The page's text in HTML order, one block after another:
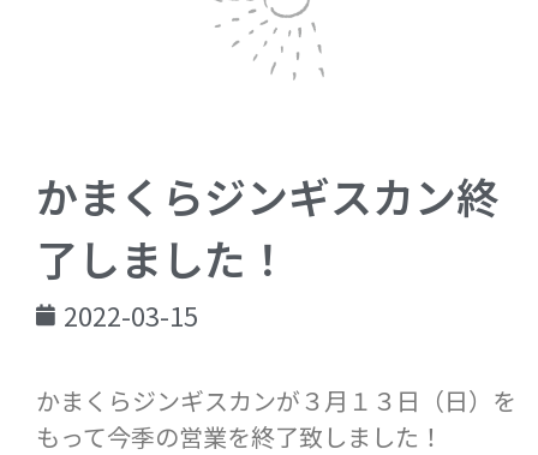
かまくらジンギスカン終
了しました！
2022-03-15
かまくらジンギスカンが３月１３日（日）を
もって今季の営業を終了致しました！